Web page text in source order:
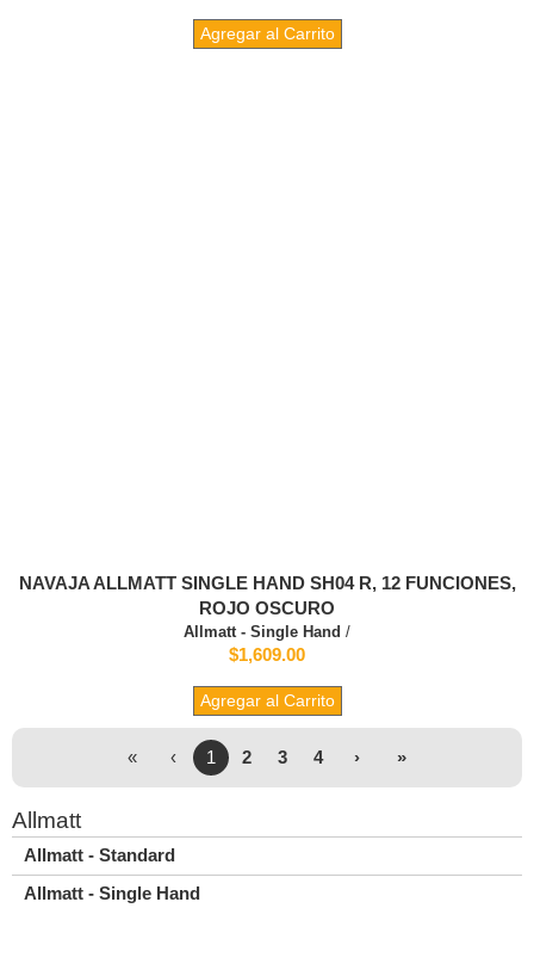
Agregar al Carrito
NAVAJA ALLMATT SINGLE HAND SH04 R, 12 FUNCIONES,
ROJO OSCURO
Allmatt - Single Hand /
$1,609.00
Agregar al Carrito
« ‹ 1 2 3 4 › »
Allmatt
Allmatt - Standard
Allmatt - Single Hand